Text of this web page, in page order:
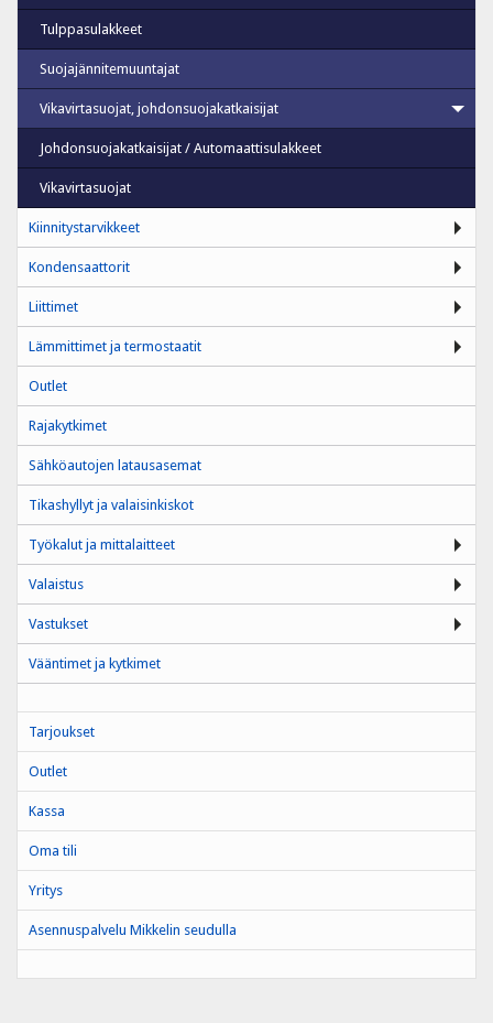
Tulppasulakkeet
Suojajännitemuuntajat
Vikavirtasuojat, johdonsuojakatkaisijat
Johdonsuojakatkaisijat / Automaattisulakkeet
Vikavirtasuojat
Kiinnitystarvikkeet
Kondensaattorit
Liittimet
Lämmittimet ja termostaatit
Outlet
Rajakytkimet
Sähköautojen latausasemat
Tikashyllyt ja valaisinkiskot
Työkalut ja mittalaitteet
Valaistus
Vastukset
Vääntimet ja kytkimet
Tarjoukset
Outlet
Kassa
Oma tili
Yritys
Asennuspalvelu Mikkelin seudulla